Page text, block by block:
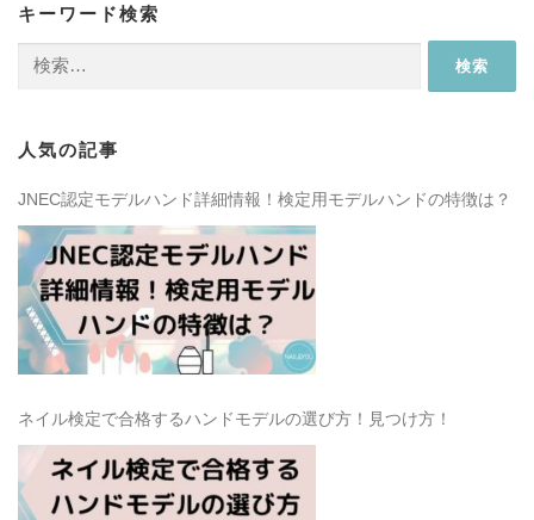
キーワード検索
人気の記事
JNEC認定モデルハンド詳細情報！検定用モデルハンドの特徴は？
ネイル検定で合格するハンドモデルの選び方！見つけ方！